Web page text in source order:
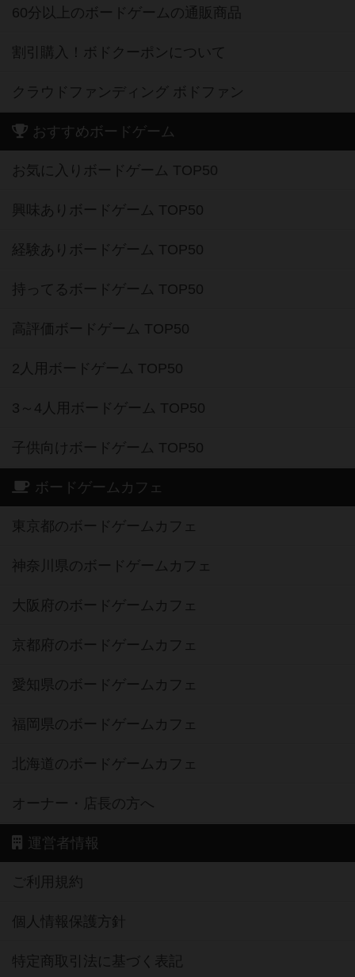
60分以上のボードゲームの通販商品
割引購入！ボドクーポンについて
クラウドファンディング ボドファン
おすすめボードゲーム
お気に入りボードゲーム TOP50
興味ありボードゲーム TOP50
経験ありボードゲーム TOP50
持ってるボードゲーム TOP50
高評価ボードゲーム TOP50
2人用ボードゲーム TOP50
3～4人用ボードゲーム TOP50
子供向けボードゲーム TOP50
ボードゲームカフェ
東京都のボードゲームカフェ
神奈川県のボードゲームカフェ
大阪府のボードゲームカフェ
京都府のボードゲームカフェ
愛知県のボードゲームカフェ
福岡県のボードゲームカフェ
北海道のボードゲームカフェ
オーナー・店長の方へ
運営者情報
ご利用規約
個人情報保護方針
特定商取引法に基づく表記